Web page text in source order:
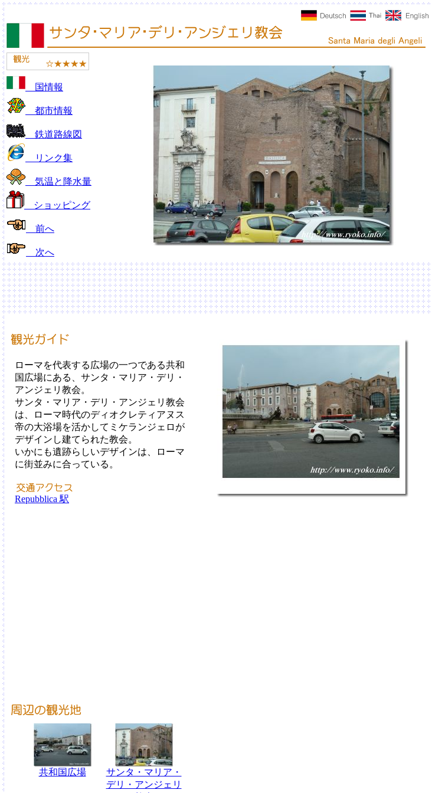
国情報
都市情報
鉄道路線図
リンク集
気温と降水量
ショッピング
前へ
次へ
ローマを代表する広場の一つである共和
国広場にある、サンタ・マリア・デリ・
アンジェリ教会。
サンタ・マリア・デリ・アンジェリ教会
は、ローマ時代のディオクレティアヌス
帝の大浴場を活かしてミケランジェロが
デザインし建てられた教会。
いかにも遺跡らしいデザインは、ローマ
に街並みに合っている。
Repubblica 駅
共和国広場
サンタ・マリア・
デリ・アンジェリ